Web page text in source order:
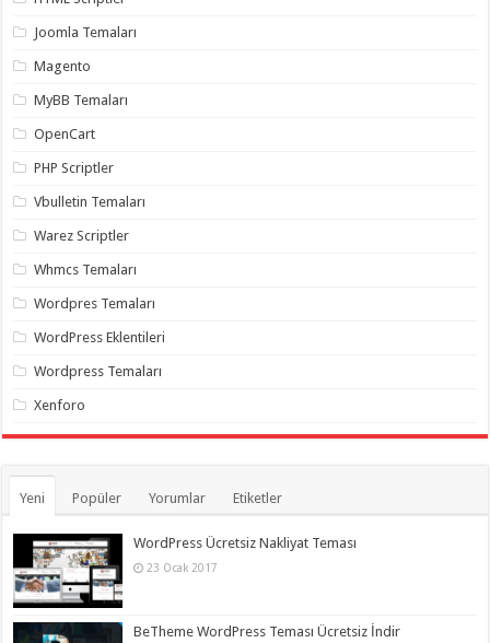
gaziantep
organizasyon,
gaziantep
organizasyon
gaziantep
gaziantep
gaziantep
gaziantep
twitter
hilesi ,
takipçi
instagram
hilesi ,
Joomla Temaları
Magento
MyBB Temaları
OpenCart
PHP Scriptler
Vbulletin Temaları
Warez Scriptler
Whmcs Temaları
Wordpres Temaları
WordPress Eklentileri
Wordpress Temaları
Xenforo
Yeni Popüler Yorumlar Etiketler
WordPress Ücretsiz Nakliyat Teması
23 Ocak 2017
BeTheme WordPress Teması Ücretsiz İndir